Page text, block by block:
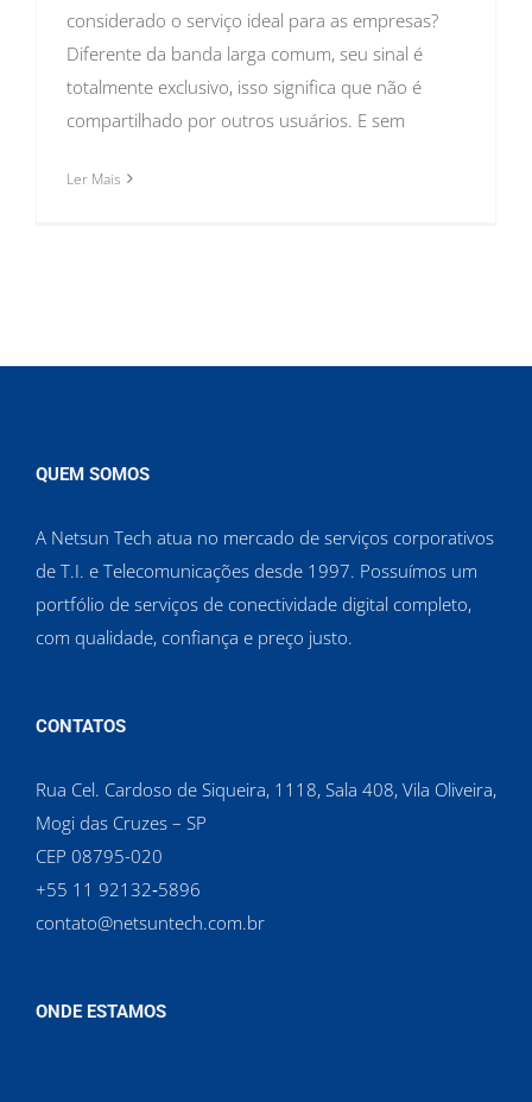
considerado o serviço ideal para as empresas?
Diferente da banda larga comum, seu sinal é
totalmente exclusivo, isso significa que não é
compartilhado por outros usuários. E sem
Ler Mais
QUEM SOMOS
A Netsun Tech atua no mercado de serviços corporativos
de T.I. e Telecomunicações desde 1997. Possuímos um
portfólio de serviços de conectividade digital completo,
com qualidade, confiança e preço justo.
CONTATOS
Rua Cel. Cardoso de Siqueira, 1118, Sala 408, Vila Oliveira,
Mogi das Cruzes – SP
CEP 08795-020
‪+55 11 92132‑5896‬
contato@netsuntech.com.br
ONDE ESTAMOS